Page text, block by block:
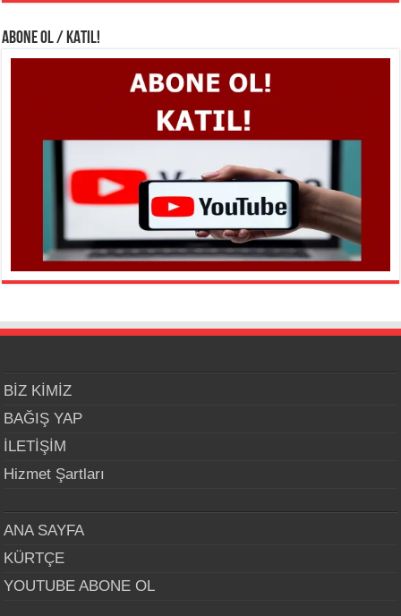
ABONE OL / KATIL!
BİZ KİMİZ
BAĞIŞ YAP
İLETİŞİM
Hizmet Şartları
ANA SAYFA
KÜRTÇE
YOUTUBE ABONE OL